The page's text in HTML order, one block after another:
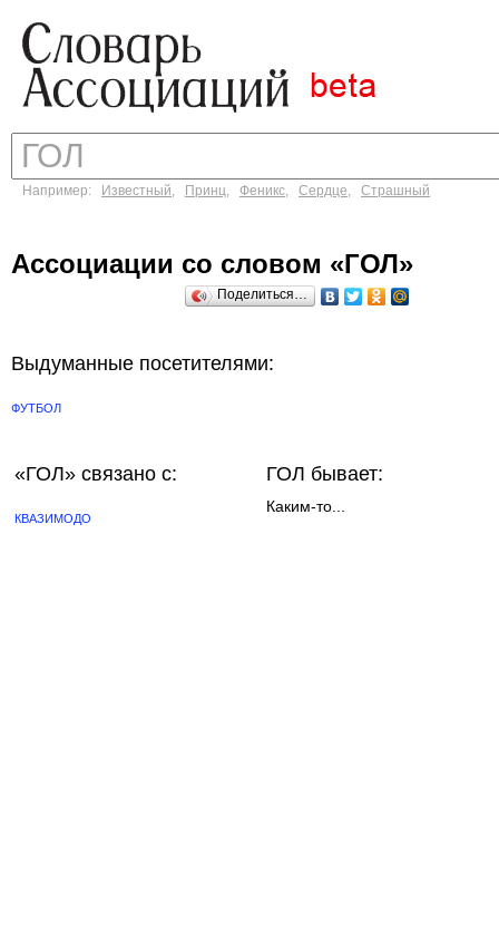
Например: Известный, Принц, Феникс, Сердце, Страшный
Ассоциации со словом «ГОЛ»
Поделиться…
Выдуманные посетителями:
ФУТБОЛ
«ГОЛ» связано с:
КВАЗИМОДО
ГОЛ бывает:
Каким-то...